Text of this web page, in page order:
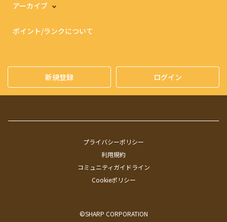
アーカイブ
ポイント/ランクについて
新規登録 ログイン
プライバシーポリシー
利用規約
コミュニティガイドライン
Cookieポリシー
©SHARP CORPORATION